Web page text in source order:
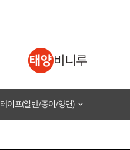
테이프(일반/종이/양면)